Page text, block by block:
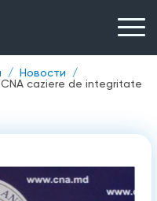
Новости
caziere de integritate